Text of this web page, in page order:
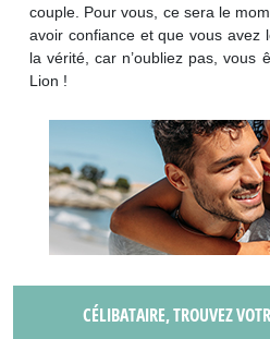
couple. Pour vous, ce sera le
avoir confiance et que vous avez
la vérité, car n’oubliez pas, vous
Lion !
CÉLIBATAIRE, TROUVEZ